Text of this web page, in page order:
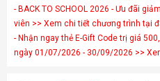
- BACK TO SCHOOL 2026 - Ưu đãi
viên >> Xem chi tiết chương trình tại
- Nhận ngay thẻ E-Gift Code trị giá
ngày 01/07/2026 - 30/09/2026 >>